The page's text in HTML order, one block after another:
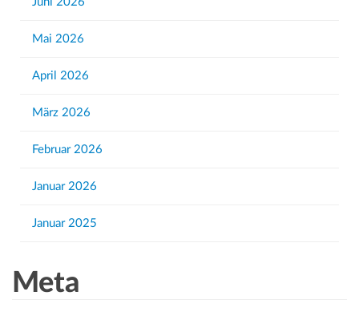
Mai 2026
April 2026
März 2026
Februar 2026
Januar 2026
Januar 2025
Meta